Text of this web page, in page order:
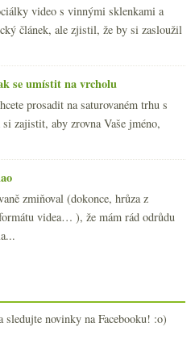
video s vinnými sklenkami a
článek, ale zjistil, že by si zasloužil
se umístit na vrcholu
prosadit na saturovaném trhu s
zajistit, aby zrovna Vaše jméno,
zmiňoval (dokonce, hrůza z
videa… ), že mám rád odrůdu
sledujte novinky na Facebooku! :o)